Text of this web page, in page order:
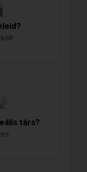
társ?